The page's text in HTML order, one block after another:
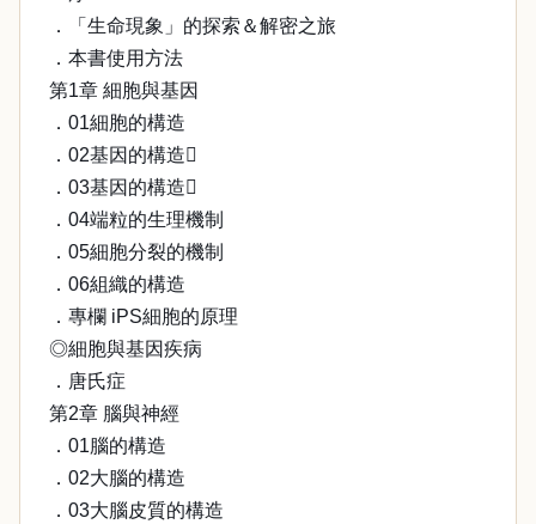
．「生命現象」的探索＆解密之旅
．本書使用方法
第1章 細胞與基因
．01細胞的構造
．02基因的構造
．03基因的構造
．04端粒的生理機制
．05細胞分裂的機制
．06組織的構造
．專欄 iPS細胞的原理
◎細胞與基因疾病
．唐氏症
第2章 腦與神經
．01腦的構造
．02大腦的構造
．03大腦皮質的構造